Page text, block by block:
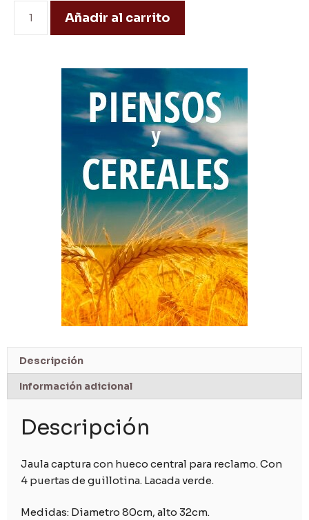
Añadir al carrito
Descripción
Información adicional
Descripción
Jaula captura con hueco central para reclamo. Con
4 puertas de guillotina. Lacada verde.
Medidas: Diametro 80cm, alto 32cm.